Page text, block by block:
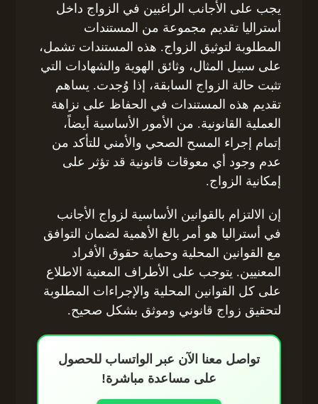
يجب على الأجانب الراغبين في الزواج داخل
أستراليا تقديم مجموعة من المستندات
المطلوبة لتوثيق الزواج. هذه المستندات تشمل،
على سبيل المثال، وثائق الهوية والشهادات التي
تثبت حالة الزواج السابقة، إذا وُجدت. يساهم
تقديم هذه المستندات في الحفاظ على نزاهة
العملية القانونية. من الأمور الأساسية أيضاً،
إتمام إجراء المسح الصحي والأمني للتأكد من
عدم وجود أي معوقات قانونية قد تؤثر على
إمكانية الزواج.
إن الالتزام بالقوانين الأساسية لزواج الأجانب
في أستراليا هو أمر بالغ الأهمية لضمان التوافق
مع القوانين المحلية وحماية حقوق الأفراد
المعنيين. يتوجب على الأطراف المعنية الاطلاع
على كل القوانين المحلية والإجراءات المطلوبة
لتحقيق زواج قانوني وموثق بشكل صحيح.
تواصل معنا الآن عبر الواتساب للحصول
على مساعدة مباشرة!